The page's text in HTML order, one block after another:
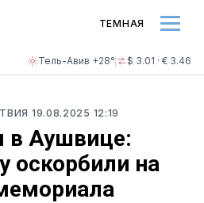
Тель-Авив +28° $ 3.01 · € 3.46
ТЕМНАЯ
19.08.2025 12:19
в Аушвице:
оскорбили на